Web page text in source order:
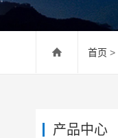
首页 >
产品中心